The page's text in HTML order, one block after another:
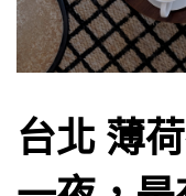
台北 薄